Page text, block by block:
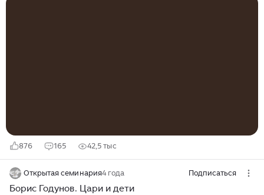
876 165 42,5 тыс
Открытая семинария4 года Подписаться
Борис Годунов. Цари и дети